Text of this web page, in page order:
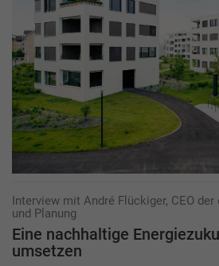
Interview mit André Flückiger, CEO
und Planung
Eine nachhaltige
umsetzen